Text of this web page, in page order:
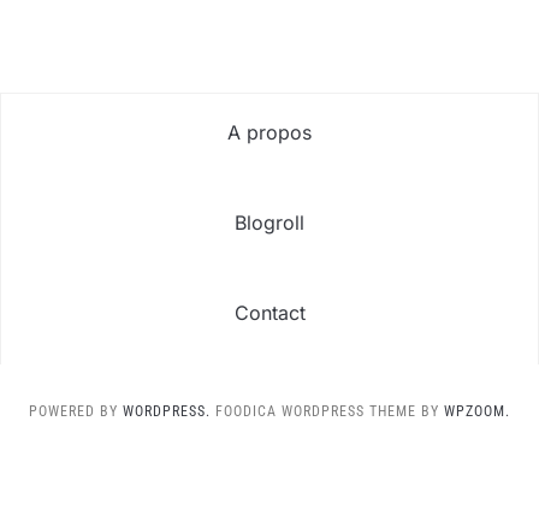
A propos
Blogroll
Contact
POWERED BY WORDPRESS. FOODICA WORDPRESS THEME BY WPZOOM.